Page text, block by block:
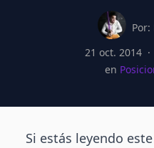
Elihú
Por:
21 oct. 2014 ·
en
Si estás leyendo